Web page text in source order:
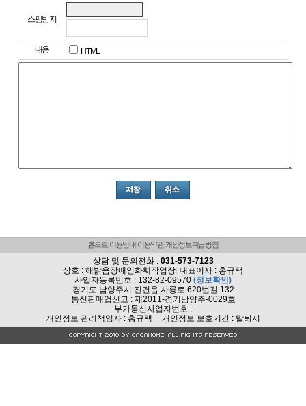
스팸방지
내용 HTML
홈으로 이용안내 이용약관 개인정보취급방침
상담 및 문의전화 : 031-573-7123
상호 : 해밝음장애인화훼작업장 대표이사 : 홍규택
사업자등록번호 : 132-82-09570 (정보확인)
경기도 남양주시 진건읍 사릉로 620번길 132
통신판매업신고 : 제2011-경기남양주-0029호
부가통신사업자번호 :
개인정보 관리책임자 : 홍규택
개인정보 보호기간 : 탈퇴시